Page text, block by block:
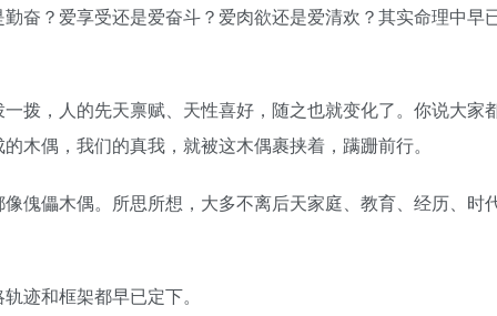
奋？爱享受还是爱奋斗？爱肉欲还是爱清欢？其实命理中早
拨，人的先天禀赋、天性喜好，随之也就变化了。你说大家
木偶，我们的真我，就被这木偶裹挟着，蹒跚前行。
傀儡木偶。所思所想，大多不离后天家庭、教育、经历、时
迹和框架都早已定下。